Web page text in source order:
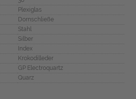
Plexiglas
Dornschließe
Stahl
Silber
Index
Krokodilleder
GP Electroquartz
Quarz